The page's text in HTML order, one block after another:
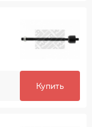
Купить